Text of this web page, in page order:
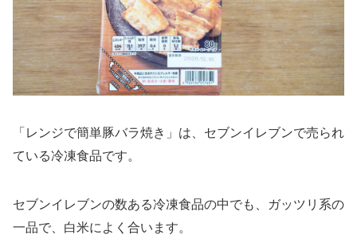
「レンジで簡単豚バラ焼き」は、セブンイレブンで売られ
ている冷凍食品です。
セブンイレブンの数ある冷凍食品の中でも、ガッツリ系の
一品で、白米によく合います。